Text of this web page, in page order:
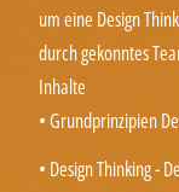
um eine Design
durch gekonntes
Inhalte
• Grundprinzipien
• Design Thinking -